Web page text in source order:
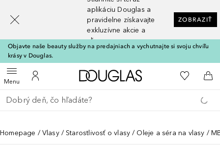
aplikáciu Douglas a
pravidelne získavajte
exkluzívne akcie a
zľavy
ZOBRAZIŤ
Objavte naše beauty služby na predajniach a vychutnajte si svoju chvíľu
krásy v Douglas.
MenuOtvoriť menuDo môjho účtu
Domov Do môjho
Do
Choď späť
Vykonajte vyhľadávanie
Homepage Vlasy Starostlivosť o vlasy Oleje a séra na vlasy
[navigation.slideout.screenreader]